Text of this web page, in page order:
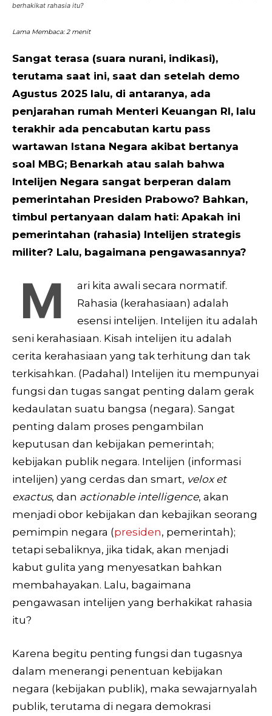
berhakikat rahasia itu?
Lama Membaca:2 menit
Sangat terasa (suara nurani, indikasi),
terutama saat ini, saat dan setelah demo
Agustus 2025 lalu, di antaranya, ada
penjarahan rumah Menteri Keuangan RI, lalu
terakhir ada pencabutan kartu pass
wartawan Istana Negara akibat bertanya
soal MBG; Benarkah atau salah bahwa
Intelijen Negara sangat berperan dalam
pemerintahan Presiden Prabowo? Bahkan,
timbul pertanyaan dalam hati: Apakah ini
pemerintahan (rahasia) Intelijen strategis
militer? Lalu, bagaimana pengawasannya?
M
ari kita awali secara normatif.
Rahasia (kerahasiaan) adalah
esensi intelijen. Intelijen itu adalah
seni kerahasiaan. Kisah intelijen itu adalah
cerita kerahasiaan yang tak terhitung dan tak
terkisahkan. (Padahal) Intelijen itu mempunyai
fungsi dan tugas sangat penting dalam gerak
kedaulatan suatu bangsa (negara). Sangat
penting dalam proses pengambilan
keputusan dan kebijakan pemerintah;
kebijakan publik negara. Intelijen (informasi
intelijen) yang cerdas dan smart, velox et
exactus, dan actionable intelligence, akan
menjadi obor kebijakan dan kebajikan seorang
pemimpin negara (presiden, pemerintah);
tetapi sebaliknya, jika tidak, akan menjadi
kabut gulita yang menyesatkan bahkan
membahayakan. Lalu, bagaimana
pengawasan intelijen yang berhakikat rahasia
itu?
Karena begitu penting fungsi dan tugasnya
dalam menerangi penentuan kebijakan
negara (kebijakan publik), maka sewajarnyalah
publik, terutama di negara demokrasi